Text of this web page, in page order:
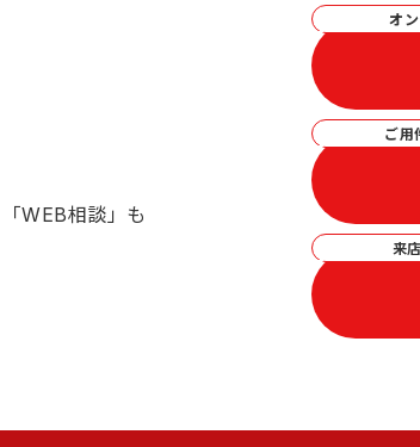
「WEB相談」も
オ
ご用
来